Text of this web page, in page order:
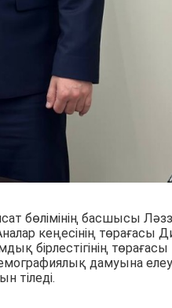
бөлімінің басшысы
кеңесінің төрағасы
бірлестігінің төрағасы
дамуына
тіледі.